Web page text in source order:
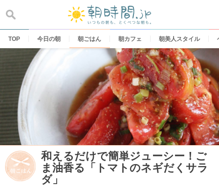
content
TOP 今日の朝 朝ごはん 朝カフェ 朝美人スタイル
和えるだけで簡単ジューシー！ご
ま油香る「トマトのネギだくサラ
ダ」